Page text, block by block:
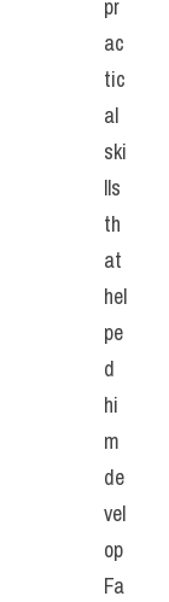
pr
ac
tic
al
ski
lls
th
at
hel
pe
d
hi
m
de
vel
op
Fa